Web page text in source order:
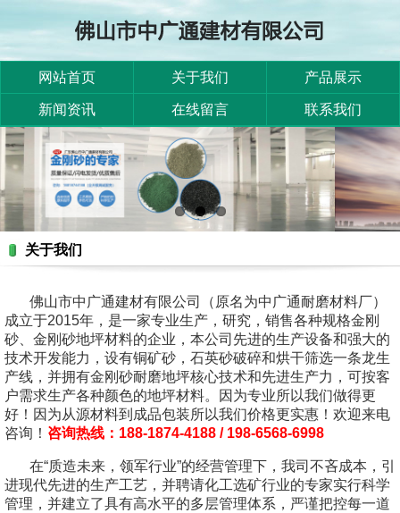
网站首页 关于我们 产品展示
新闻资讯 在线留言 联系我们
关于我们
佛山市中广通建材有限公司（原名为中广通耐磨材料厂）
成立于2015年，是一家专业生产，研究，销售各种规格金刚
砂、金刚砂地坪材料的企业，本公司先进的生产设备和强大的
技术开发能力，设有铜矿砂，石英砂破碎和烘干筛选一条龙生
产线，并拥有金刚砂耐磨地坪核心技术和先进生产力，可按客
户需求生产各种颜色的地坪材料。因为专业所以我们做得更
好！因为从源材料到成品包装所以我们价格更实惠！欢迎来电
咨询！ 咨询热线：188-1874-4188 / 198-6568-6998
在“质造未来，领军行业”的经营管理下，我司不吝成本，引
进现代先进的生产工艺，并聘请化工选矿行业的专家实行科学
管理，并建立了具有高水平的多层管理体系，严谨把控每一道